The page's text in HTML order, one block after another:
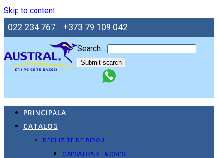
Skip to content
022 234 767 +373 79 109 042
Search...
Submit search
PRINCIPALA
CATALOG
RECHIZITE DE BIROU
CAPSATOARE & CAPSE